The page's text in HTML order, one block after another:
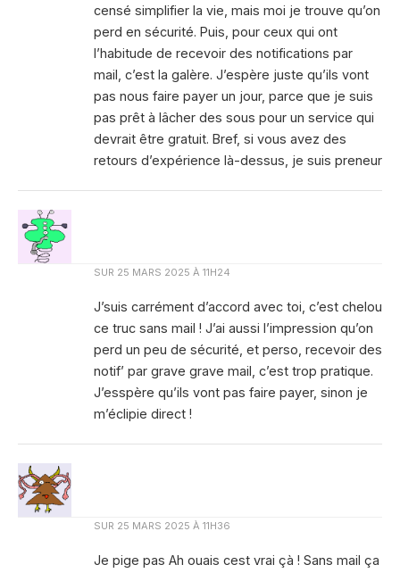
censé simplifier la vie, mais moi je trouve qu’on
perd en sécurité. Puis, pour ceux qui ont
l’habitude de recevoir des notifications par
mail, c’est la galère. J’espère juste qu’ils vont
pas nous faire payer un jour, parce que je suis
pas prêt à lâcher des sous pour un service qui
devrait être gratuit. Bref, si vous avez des
retours d’expérience là-dessus, je suis preneur
SUR 25 MARS 2025 À 11H24
J’suis carrément d’accord avec toi, c’est chelou
ce truc sans mail ! J’ai aussi l’impression qu’on
perd un peu de sécurité, et perso, recevoir des
notif’ par grave grave mail, c’est trop pratique.
J’esspère qu’ils vont pas faire payer, sinon je
m’éclipie direct !
SUR 25 MARS 2025 À 11H36
Je pige pas Ah ouais cest vrai çà ! Sans mail ça